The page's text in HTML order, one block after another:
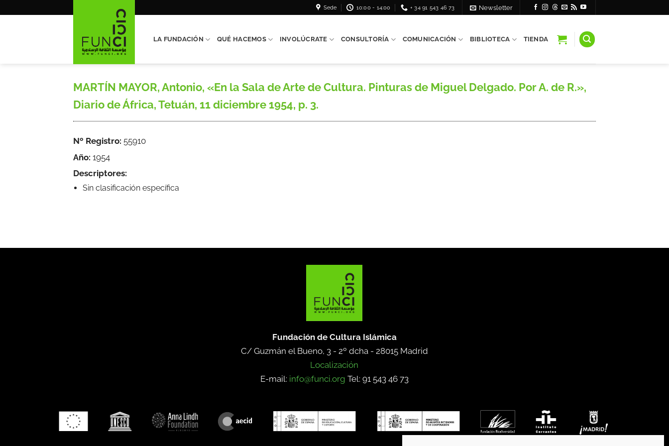
Sede 10:00 - 14:00 + 34 91 543 46 73 Newsletter
LA FUNDACIÓN QUÉ HACEMOS INVOLÚCRATE CONSULTORÍA COMUNICACIÓN BIBLIOTECA TIENDA
MARTÍN MAYOR, Antonio, «En la Sala de Arte de Cultura. Pinturas de Miguel Delgado. Por A. de R.»,
Diario de África, Tetuán, 11 diciembre 1954, p. 3.
Nº Registro: 55910
Año: 1954
Descriptores:
Sin clasificación específica
Fundación de Cultura Islámica
C/ Guzmán el Bueno, 3 - 2º dcha - 28015 Madrid
Localización
E-mail: info@funci.org Tel: 91 543 46 73